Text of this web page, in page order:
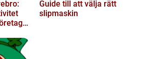
Guide till att välja rätt
slipmaskin